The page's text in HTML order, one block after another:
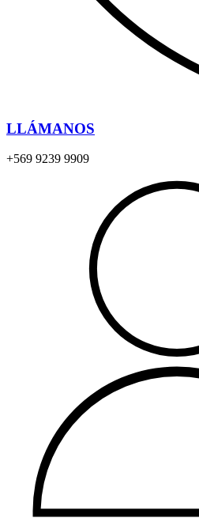
LLÁMANOS
+569 9239 9909